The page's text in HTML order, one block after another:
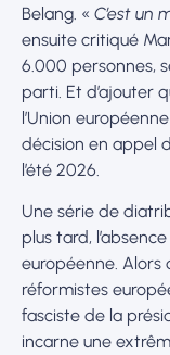
Belang. « C’est un
ensuite critiqué
6.000 personnes,
parti. Et d’ajouter
l’Union
décision en appel
l’été 2026.
Une série de
plus tard,
européenne. Alors
réformistes
fasciste de la
incarne une